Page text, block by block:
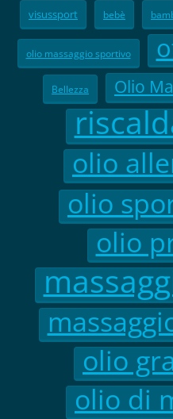
visussport bebè
olio massaggio sportivo
Bellezza Olio
olio
olio
olio
olio
olio di